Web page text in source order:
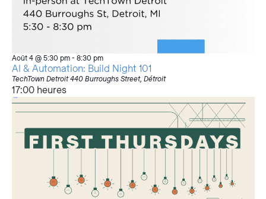
Août 4 @ 5:30 pm- 8:30 pm
AI & Automation: Build Night 101
TechTown Detroit 440 Burroughs Street, Détroit
17:00 heures